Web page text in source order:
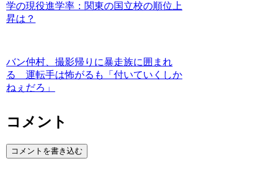
学の現役進学率：関東の国立校の順位上
昇は？
バン仲村、撮影帰りに暴走族に囲まれ
る 運転手は怖がるも「付いていくしか
ねぇだろ」
コメント
コメントを書き込む